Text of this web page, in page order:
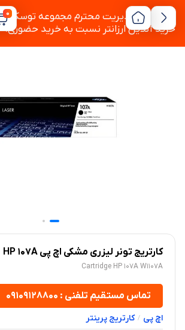
به دستور مدیریت محترم مجموعه توسکام ،
خرید آنلاین ارزانتر نسبت به خرید حضوری.
0
کارتریج تونر لیزری مشکی اچ پی HP 107A
Cartridge HP 107A W1107A
تماس مستقیم تلفنی : ۰۹۱۰۹۱۲۸۸۰۰
اچ پی / کارتریج پرینتر